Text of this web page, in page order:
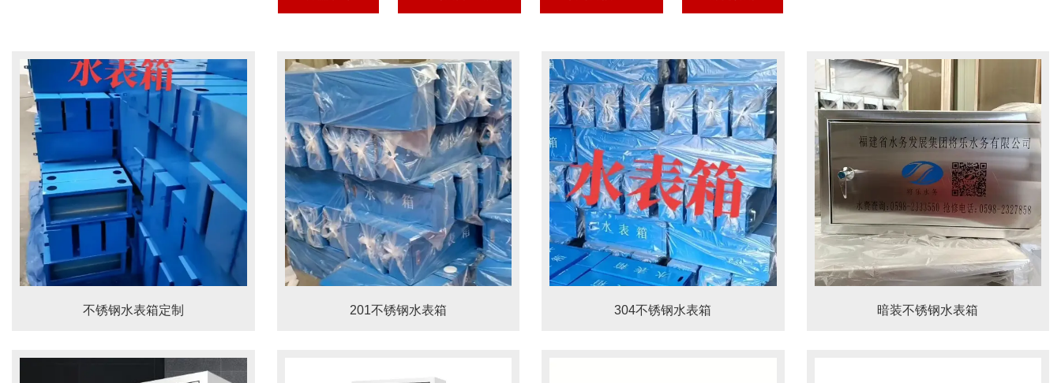
不锈钢水表箱定制 201不锈钢水表箱 304不锈钢水表箱 暗装不锈钢水表箱